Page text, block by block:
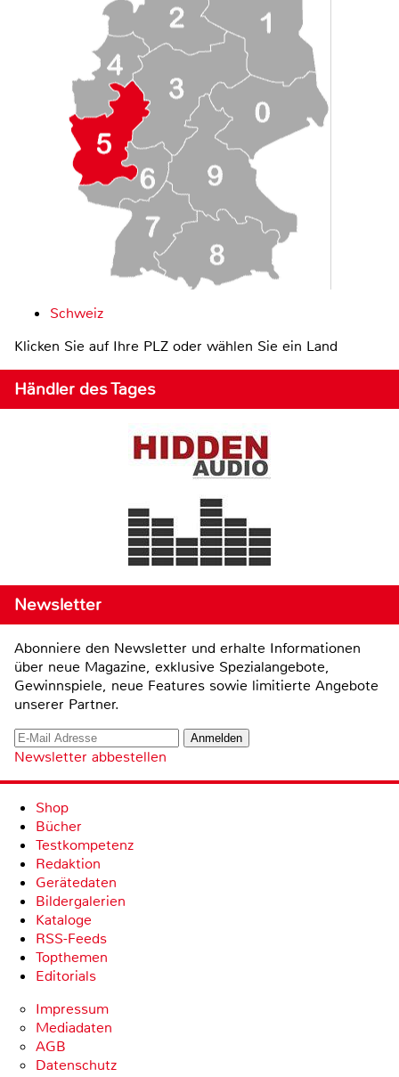
Schweiz
Klicken Sie auf Ihre PLZ oder wählen Sie ein Land
Händler des Tages
Newsletter
Abonniere den Newsletter und erhalte Informationen
über neue Magazine, exklusive Spezialangebote,
Gewinnspiele, neue Features sowie limitierte Angebote
unserer Partner.
Newsletter abbestellen
Shop
Bücher
Testkompetenz
Redaktion
Gerätedaten
Bildergalerien
Kataloge
RSS-Feeds
Topthemen
Editorials
Impressum
Mediadaten
AGB
Datenschutz